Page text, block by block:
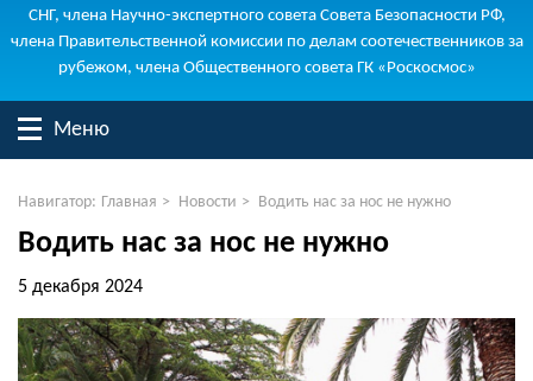
СНГ, члена Научно-экспертного совета Совета Безопасности РФ,
члена Правительственной комиссии по делам соотечественников за
рубежом, члена Общественного совета ГК «Роскосмос»
Меню
Навигатор: Главная > Новости > Водить нас за нос не нужно
Водить нас за нос не нужно
5 декабря 2024